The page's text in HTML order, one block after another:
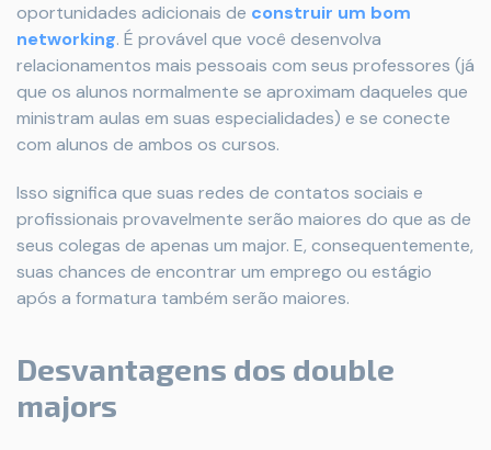
oportunidades adicionais de construir um bom
networking. É provável que você desenvolva
relacionamentos mais pessoais com seus professores (já
que os alunos normalmente se aproximam daqueles que
ministram aulas em suas especialidades) e se conecte
com alunos de ambos os cursos.
Isso significa que suas redes de contatos sociais e
profissionais provavelmente serão maiores do que as de
seus colegas de apenas um major. E, consequentemente,
suas chances de encontrar um emprego ou estágio
após a formatura também serão maiores.
Desvantagens dos double
majors